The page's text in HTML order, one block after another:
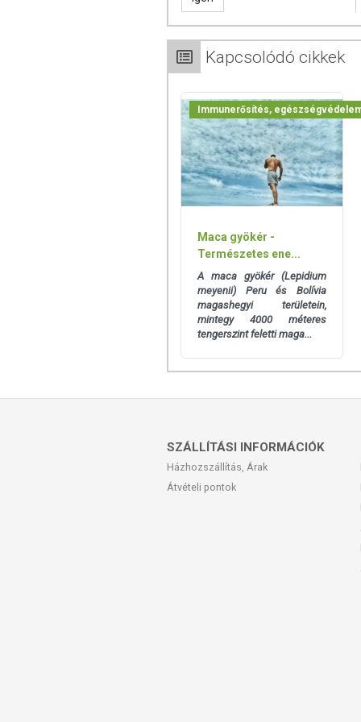
Az oldalunkon lévő adatokat
Szeretnénk felhívni azonban a
termékfotókat, tápérték-, összetétel-,
értékek eltérhetnek az élelmiszerek
csomagolásán találják meg.
Kapcsolódó cikkek
Immunerősítés,
Maca gyökér -
Természetes ene...
A maca gyökér (Lepidium
meyenii) Peru és Bolívia
magashegyi területein,
mintegy 4000 méteres
tengerszint feletti maga...
SZÁLLÍTÁSI INFORMÁCIÓK
Házhozszállítás, Árak
Átvételi pontok